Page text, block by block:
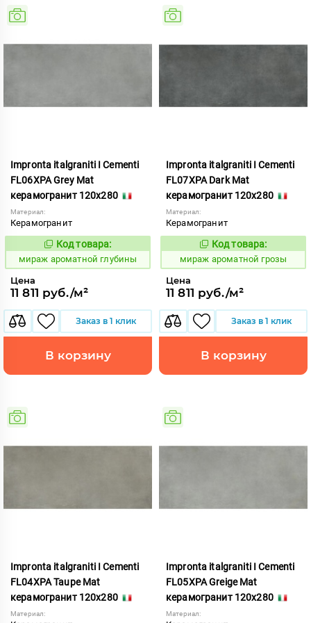
Impronta italgraniti I Cementi
FL06XPA Grey Mat
керамогранит 120x280
Материал:
Керамогранит
984642
Код товара:
мираж ароматной глубины
Цена
11 811 руб./м²
Заказ в 1 клик
В корзину
Impronta italgraniti I Cementi
FL07XPA Dark Mat
керамогранит 120x280
Материал:
Керамогранит
984644
Код товара:
мираж ароматной грозы
Цена
11 811 руб./м²
Заказ в 1 клик
В корзину
Impronta italgraniti I Cementi
FL04XPA Taupe Mat
керамогранит 120x280
Материал:
Impronta italgraniti I Cementi
FL05XPA Greige Mat
керамогранит 120x280
Материал: